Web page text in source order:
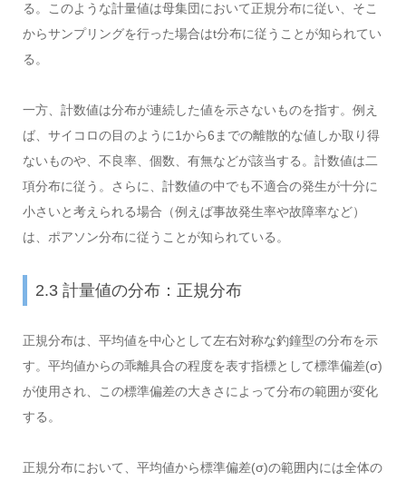
る。このような計量値は母集団において正規分布に従い、そこ
からサンプリングを行った場合はt分布に従うことが知られてい
る。
一方、計数値は分布が連続した値を示さないものを指す。例え
ば、サイコロの目のように1から6までの離散的な値しか取り得
ないものや、不良率、個数、有無などが該当する。計数値は二
項分布に従う。さらに、計数値の中でも不適合の発生が十分に
小さいと考えられる場合（例えば事故発生率や故障率など）
は、ポアソン分布に従うことが知られている。
2.3 計量値の分布：正規分布
正規分布は、平均値を中心として左右対称な釣鐘型の分布を示
す。平均値からの乖離具合の程度を表す指標として標準偏差(σ)
が使用され、この標準偏差の大きさによって分布の範囲が変化
する。
正規分布において、平均値から標準偏差(σ)の範囲内には全体の